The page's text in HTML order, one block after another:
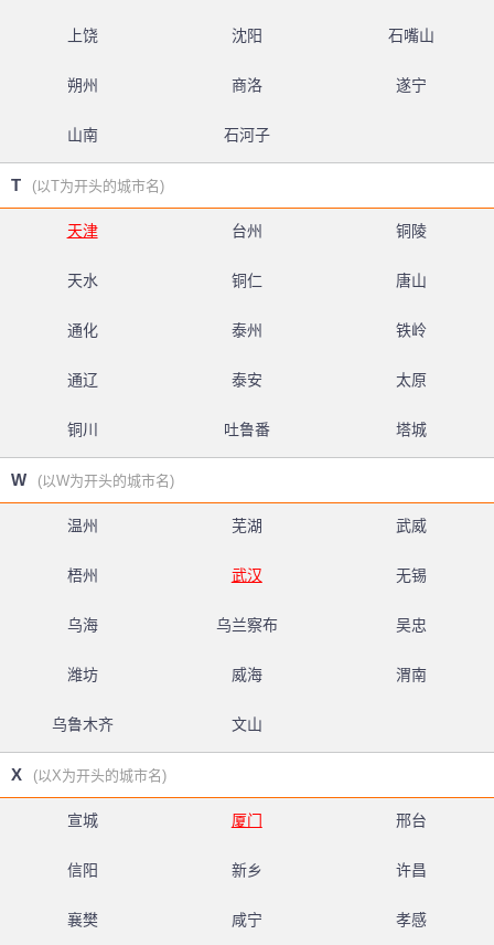
上饶 沈阳 石嘴山
朔州 商洛 遂宁
山南 石河子
T (以T为开头的城市名)
天津 台州 铜陵
天水 铜仁 唐山
通化 泰州 铁岭
通辽 泰安 太原
铜川 吐鲁番 塔城
W (以W为开头的城市名)
温州 芜湖 武威
梧州 武汉 无锡
乌海 乌兰察布 吴忠
潍坊 威海 渭南
乌鲁木齐 文山
X (以X为开头的城市名)
宣城 厦门 邢台
信阳 新乡 许昌
襄樊 咸宁 孝感